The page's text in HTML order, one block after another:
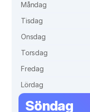
Måndag
Tisdag
Onsdag
Torsdag
Fredag
Lördag
Söndag